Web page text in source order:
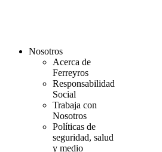
Nosotros
Acerca de
Ferreyros
Responsabilidad
Social
Trabaja con
Nosotros
Políticas de
seguridad, salud
y medio